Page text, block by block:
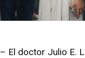
– El doctor Julio E.